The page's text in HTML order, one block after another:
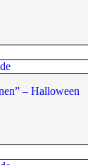
– Halloween